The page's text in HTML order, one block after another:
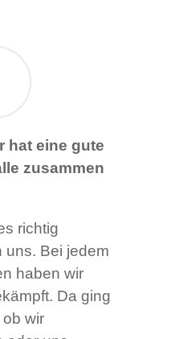
hat eine gute
zusammen
richtig
uns. Bei jedem
haben wir
Da ging
wir